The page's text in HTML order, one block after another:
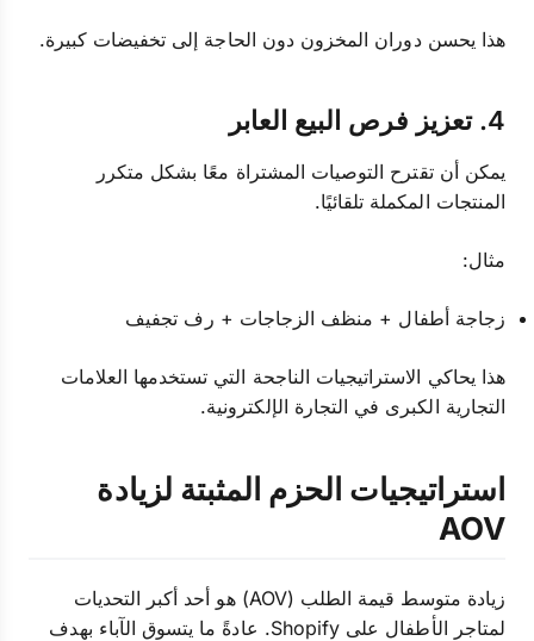
هذا يحسن دوران المخزون دون الحاجة إلى تخفيضات كبيرة.
4. تعزيز فرص البيع العابر
يمكن أن تقترح التوصيات المشتراة معًا بشكل متكرر
المنتجات المكملة تلقائيًا.
مثال:
زجاجة أطفال + منظف الزجاجات + رف تجفيف
هذا يحاكي الاستراتيجيات الناجحة التي تستخدمها العلامات
التجارية الكبرى في التجارة الإلكترونية.
استراتيجيات الحزم المثبتة لزيادة
AOV
زيادة متوسط قيمة الطلب (AOV) هو أحد أكبر التحديات
لمتاجر الأطفال على Shopify. عادةً ما يتسوق الآباء بهدف